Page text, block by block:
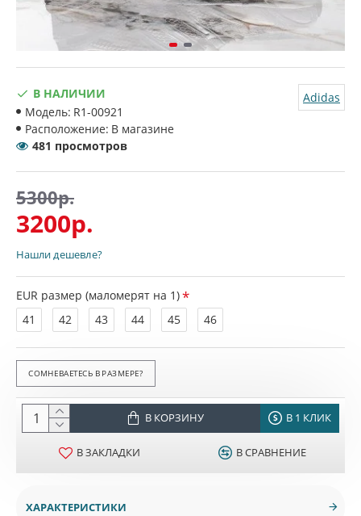
3200р.
5300р.
В НАЛИЧИИ
Модель: R1-00921
Расположение: В магазине
Adidas
481 просмотров
EUR размер (маломерят на 1)
41
42 43 44 45 46
В КОРЗИНУ В 1 КЛИК
В ЗАКЛАДКИ В СРАВНЕНИЕ
Нашли дешевле?
ХАРАКТЕРИСТИКИ
СОМНЕВАЕТЕСЬ В РАЗМЕРЕ?